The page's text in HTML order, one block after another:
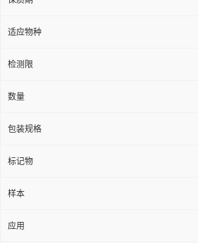
适应物种
检测限
数量
包装规格
标记物
样本
应用